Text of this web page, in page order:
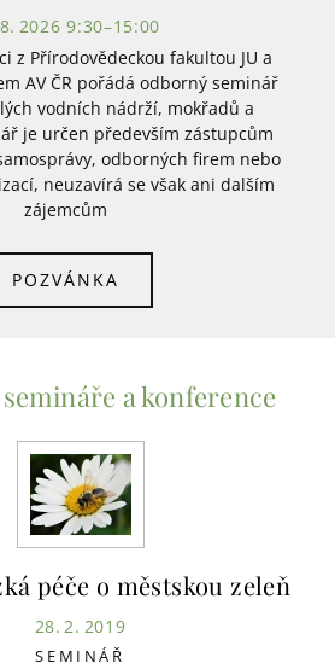
2026 9:30–15:00
z Přírodovědeckou fakultou JU a
AV ČR pořádá odborný seminář
vodních nádrží, mokřadů a
je určen především zástupcům
odborných firem nebo
neuzavírá se však ani dalším
zájemcům
POZVÁNKA
a konference
péče o městskou zeleň
28. 2. 2019
SEMINÁŘ